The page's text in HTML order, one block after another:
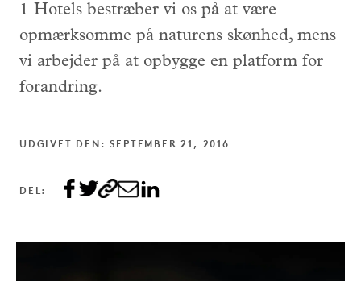
1 Hotels bestræber vi os på at være
opmærksomme på naturens skønhed, mens
vi arbejder på at opbygge en platform for
forandring.
UDGIVET DEN: SEPTEMBER 21, 2016
DEL: